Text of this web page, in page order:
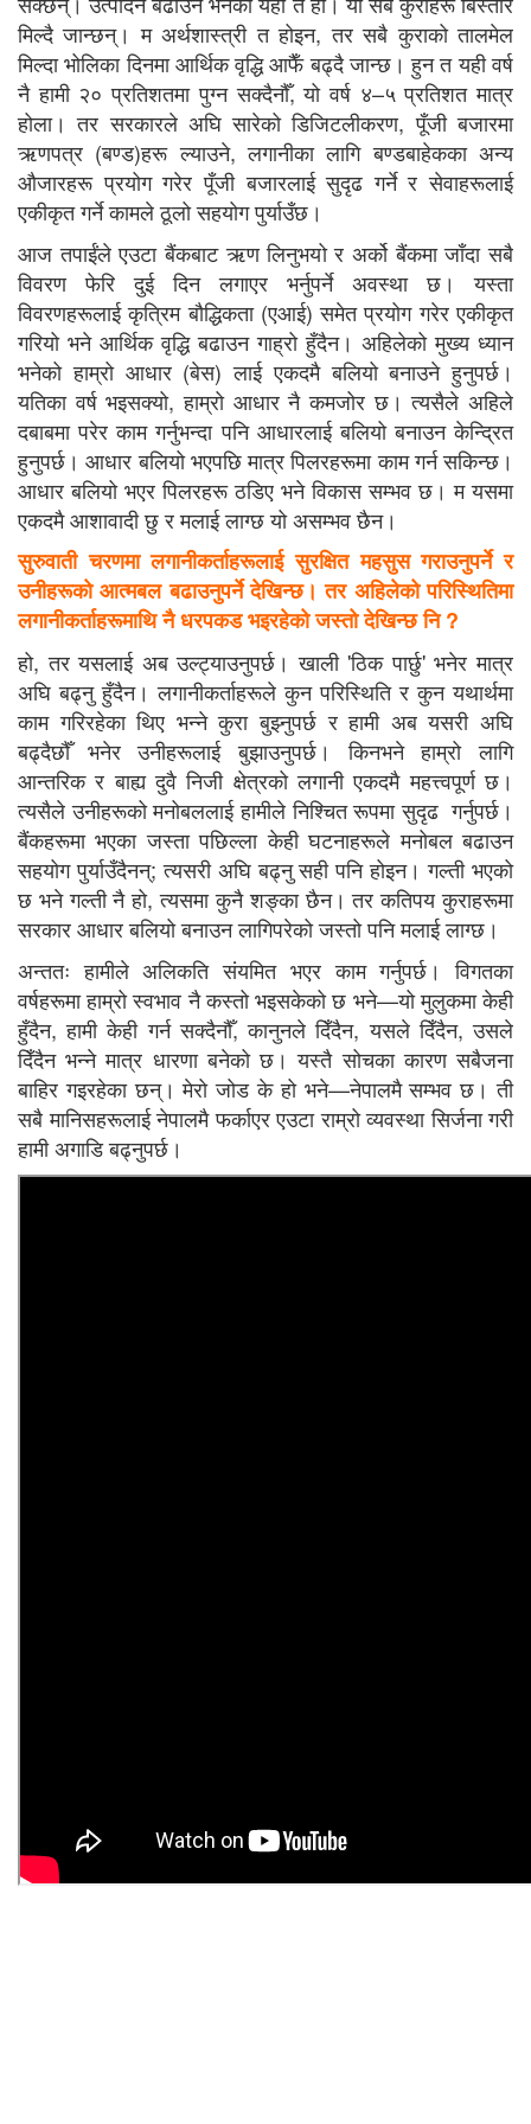
मिल्दै जान्छन्। म अर्थशास्त्री त होइन, तर सबै कुराको तालमेल
मिल्दा भोलिका दिनमा आर्थिक वृद्धि आफैँ बढ्दै जान्छ। हुन त यही वर्ष
नै हामी २० प्रतिशतमा पुग्न सक्दैनौँ, यो वर्ष ४–५ प्रतिशत मात्र
होला। तर सरकारले अघि सारेको डिजिटलीकरण, पूँजी बजारमा
ऋणपत्र (बण्ड)हरू ल्याउने, लगानीका लागि बण्डबाहेकका अन्य
औजारहरू प्रयोग गरेर पूँजी बजारलाई सुदृढ गर्ने र सेवाहरूलाई
एकीकृत गर्ने कामले ठूलो सहयोग पुर्याउँछ।
आज तपाईंले एउटा बैंकबाट ऋण लिनुभयो र अर्को बैंकमा जाँदा सबै
विवरण फेरि दुई दिन लगाएर भर्नुपर्ने अवस्था छ। यस्ता
विवरणहरूलाई कृत्रिम बौद्धिकता (एआई) समेत प्रयोग गरेर एकीकृत
गरियो भने आर्थिक वृद्धि बढाउन गाह्रो हुँदैन। अहिलेको मुख्य ध्यान
भनेको हाम्रो आधार (बेस) लाई एकदमै बलियो बनाउने हुनुपर्छ।
यतिका वर्ष भइसक्यो, हाम्रो आधार नै कमजोर छ। त्यसैले अहिले
दबाबमा परेर काम गर्नुभन्दा पनि आधारलाई बलियो बनाउन केन्द्रित
हुनुपर्छ। आधार बलियो भएपछि मात्र पिलरहरूमा काम गर्न सकिन्छ।
आधार बलियो भएर पिलरहरू ठडिए भने विकास सम्भव छ। म यसमा
एकदमै आशावादी छु र मलाई लाग्छ यो असम्भव छैन।
सुरुवाती चरणमा लगानीकर्ताहरूलाई सुरक्षित महसुस गराउनुपर्ने र
उनीहरूको आत्मबल बढाउनुपर्ने देखिन्छ। तर अहिलेको परिस्थितिमा
लगानीकर्ताहरूमाथि नै धरपकड भइरहेको जस्तो देखिन्छ नि ?
हो, तर यसलाई अब उल्ट्याउनुपर्छ। खाली 'ठिक पार्छु' भनेर मात्र
अघि बढ्नु हुँदैन। लगानीकर्ताहरूले कुन परिस्थिति र कुन यथार्थमा
काम गरिरहेका थिए भन्ने कुरा बुझ्नुपर्छ र हामी अब यसरी अघि
बढ्दैछौँ भनेर उनीहरूलाई बुझाउनुपर्छ। किनभने हाम्रो लागि
आन्तरिक र बाह्य दुवै निजी क्षेत्रको लगानी एकदमै महत्त्वपूर्ण छ।
त्यसैले उनीहरूको मनोबललाई हामीले निश्चित रूपमा सुदृढ गर्नुपर्छ।
बैंकहरूमा भएका जस्ता पछिल्ला केही घटनाहरूले मनोबल बढाउन
सहयोग पुर्याउँदैनन्; त्यसरी अघि बढ्नु सही पनि होइन। गल्ती भएको
छ भने गल्ती नै हो, त्यसमा कुनै शङ्का छैन। तर कतिपय कुराहरूमा
सरकार आधार बलियो बनाउन लागिपरेको जस्तो पनि मलाई लाग्छ।
अन्ततः हामीले अलिकति संयमित भएर काम गर्नुपर्छ। विगतका
वर्षहरूमा हाम्रो स्वभाव नै कस्तो भइसकेको छ भने—यो मुलुकमा केही
हुँदैन, हामी केही गर्न सक्दैनौँ, कानुनले दिँदैन, यसले दिँदैन, उसले
दिँदैन भन्ने मात्र धारणा बनेको छ। यस्तै सोचका कारण सबैजना
बाहिर गइरहेका छन्। मेरो जोड के हो भने—नेपालमै सम्भव छ। ती
सबै मानिसहरूलाई नेपालमै फर्काएर एउटा राम्रो व्यवस्था सिर्जना गरी
हामी अगाडि बढ्नुपर्छ।